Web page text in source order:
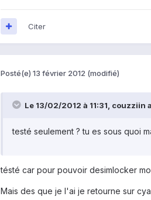
Citer
Posté(e) 13 février 2012 (modifié)
Le 13/02/2012 à 11:31, couzziin
testé seulement ? tu es sous quoi
tésté car pour pouvoir desimlocker
Mais des que je l'ai je retourne sur